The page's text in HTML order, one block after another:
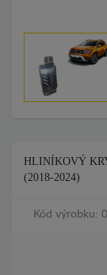
HLINÍKOVÝ
(2018-2024)
Kód výrobku: